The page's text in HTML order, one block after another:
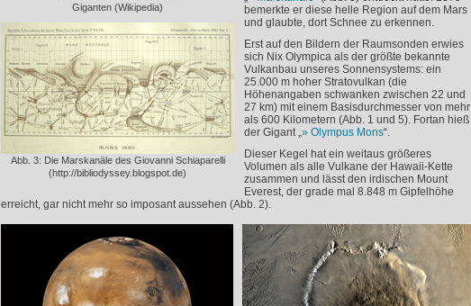
Giganten (Wikipedia)
Abb. 3: Die Marskanäle des Giovanni Schiaparelli
(http://bibliodyssey.blogspot.de)
bemerkte er diese helle Region auf dem Mars
und glaubte, dort Schnee zu erkennen.
Erst auf den Bildern der Raumsonden erwies
sich Nix Olympica als der größte bekannte
Vulkanbau unseres Sonnensystems: ein
25.000 m hoher Stratovulkan (die
Höhenangaben schwanken zwischen 22 und
27 km) mit einem Basisdurchmesser von mehr
als 600 Kilometern (Abb. 1 und 5). Fortan hieß
der Gigant „
Olympus Mons“.
Dieser Kegel hat ein weitaus größeres
Volumen als alle Vulkane der Hawaii-Kette
zusammen und lässt den irdischen Mount
Everest, der grade mal 8.848 m Gipfelhöhe
erreicht, gar nicht mehr so imposant aussehen (Abb. 2).